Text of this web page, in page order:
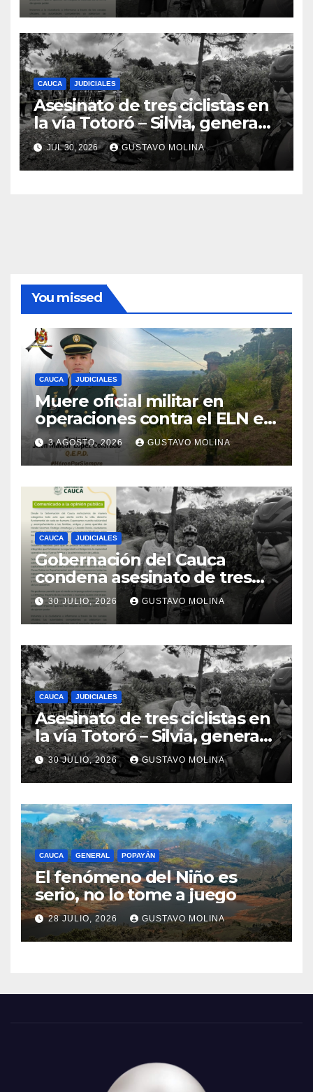
urgentes al Gobierno
Nacional
CAUCA JUDICIALES
Asesinato de tres ciclistas en
la vía Totoró – Silvia, genera
consternación en el Cauca
JUL 30, 2026 GUSTAVO MOLINA
You missed
CAUCA JUDICIALES
Muere oficial militar en
operaciones contra el ELN en
el sur del Cauca
3 AGOSTO, 2026 GUSTAVO MOLINA
CAUCA JUDICIALES
Gobernación del Cauca
condena asesinato de tres
ciudadanos y exige medidas
urgentes al Gobierno
Nacional
30 JULIO, 2026 GUSTAVO MOLINA
CAUCA JUDICIALES
Asesinato de tres ciclistas en
la vía Totoró – Silvia, genera
consternación en el Cauca
30 JULIO, 2026 GUSTAVO MOLINA
CAUCA GENERAL POPAYÁN
El fenómeno del Niño es
serio, no lo tome a juego
28 JULIO, 2026 GUSTAVO MOLINA